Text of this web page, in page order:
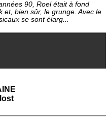
90, Roel était à fond
et, bien sûr, le grunge. Avec le
se sont élarg...